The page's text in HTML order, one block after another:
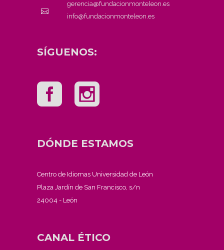
gerencia@fundacionmonteleon.es
info@fundacionmonteleon.es
SÍGUENOS:
DÓNDE ESTAMOS
Centro de Idiomas Universidad de León
Plaza Jardín de San Francisco, s/n
24004 - León
CANAL ÉTICO